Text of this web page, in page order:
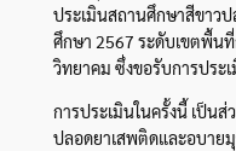
ประเมินสถานศึกษาสีขาว
ศึกษา 2567 ระดับเขตพื้นที่
วิทยาคม ซึ่งขอรับการประ
การประเมินในครั้งนี้ เป็น
ปลอดยาเสพติดและอบาย